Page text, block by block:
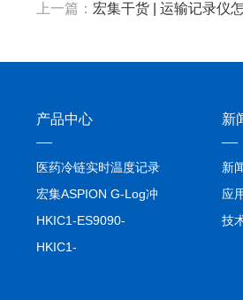
上一篇： 宏集干货 | 运输记录仪
产品中心
医药冷链实时温度记录
仪TIVE Solo 5G
宏集ASPION G-Log冲
击记录仪
HKIC1-ES9090-
setA100/1000base-T1
HKIC1-
新
新
应
技